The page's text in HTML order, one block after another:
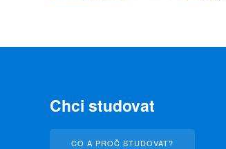
Chci studovat
CO A PROČ STUDOVAT?